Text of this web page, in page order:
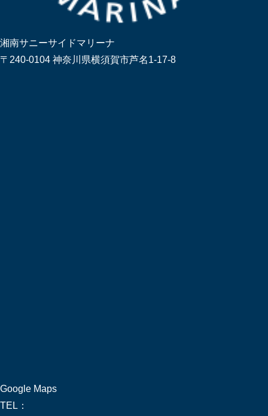
湘南サニーサイドマリーナ
〒240-0104 神奈川県横須賀市芦名1-17-8
Google Maps
TEL：